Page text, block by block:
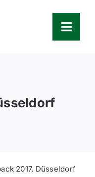
2017, Düsseldorf